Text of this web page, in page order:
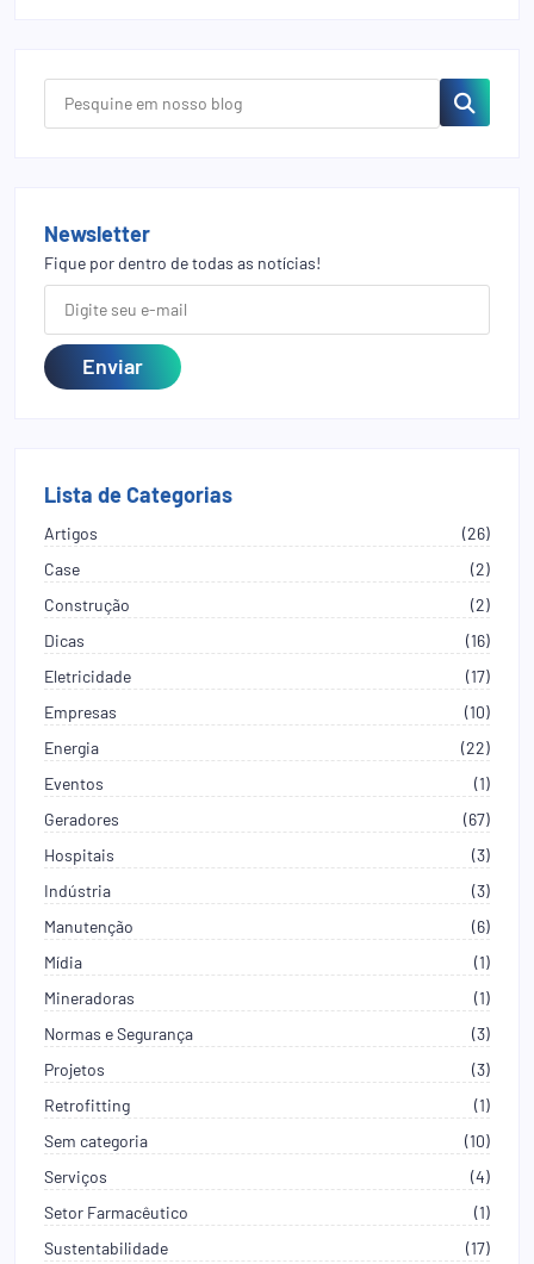
Newsletter
Fique por dentro de todas as notícias!
Lista de Categorias
Artigos
(26)
Case
(2)
Construção
(2)
Dicas
(16)
Eletricidade
(17)
Empresas
(10)
Energia
(22)
Eventos
(1)
Geradores
(67)
Hospitais
(3)
Indústria
(3)
Manutenção
(6)
Mídia
(1)
Mineradoras
(1)
Normas e Segurança
(3)
Projetos
(3)
Retrofitting
(1)
Sem categoria
(10)
Serviços
(4)
Setor Farmacêutico
(1)
Sustentabilidade
(17)